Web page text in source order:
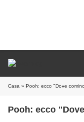
Casa » Pooh: ecco "Dove
Pooh: ecco